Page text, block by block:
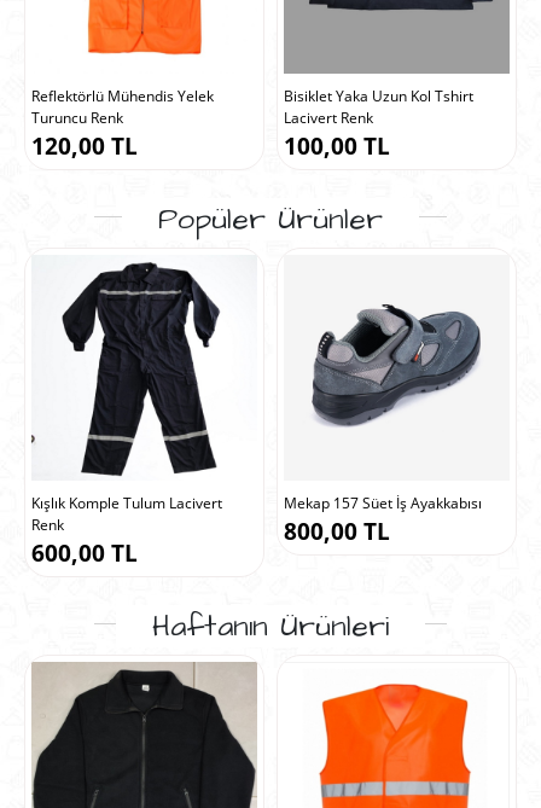
Reflektörlü Mühendis Yelek
Turuncu Renk
120,00 TL
Bisiklet Yaka Uzun Kol Tshirt
Lacivert Renk
100,00 TL
Popüler Ürünler
Kışlık Komple Tulum Lacivert
Renk
600,00 TL
Mekap 157 Süet İş Ayakkabısı
800,00 TL
Haftanın Ürünleri